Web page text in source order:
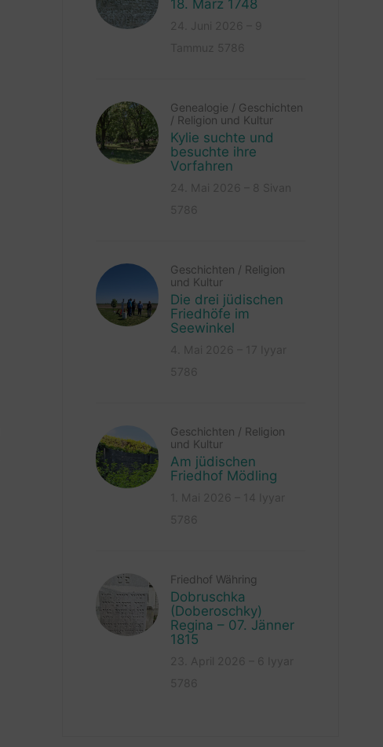
18. März 1748
Genealogie / Geschichten
/ Religion und Kultur
Kylie suchte und
besuchte ihre
Vorfahren
Geschichten / Religion
und Kultur
Die drei jüdischen
Friedhöfe im
Seewinkel
Geschichten / Religion
und Kultur
Am jüdischen
Friedhof Mödling
Friedhof Währing
Dobruschka
(Doberoschky)
Regina – 07. Jänner
1815